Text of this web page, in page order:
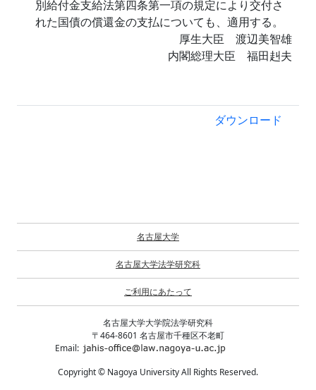
別給付金支給法第四条第一項の規定により交付さ
れた国債の償還金の支払についても、適用する。
厚生大臣 渡辺美智雄
内閣総理大臣 福田赳夫
ダウンロード
名古屋大学
名古屋大学法学研究科
ご利用にあたって
名古屋大学大学院法学研究科
〒464-8601 名古屋市千種区不老町
Email:
Copyright © Nagoya University All Rights Reserved.